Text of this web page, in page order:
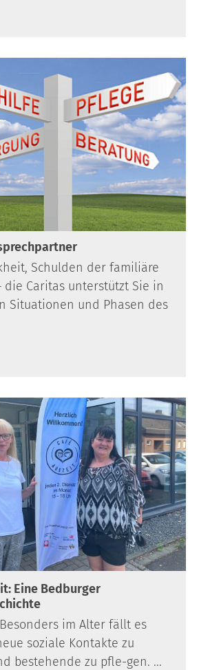
Schulden der familiäre
die Caritas unterstützt Sie in
Situationen und Phasen des
Eine Bedburger
im Alter fällt es
soziale Kontakte zu
bestehende zu pfle-gen. ...